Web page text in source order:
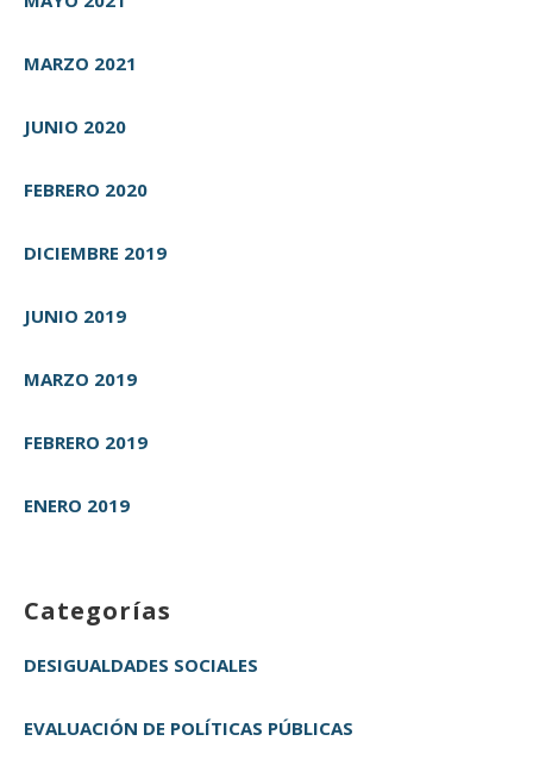
MARZO 2021
JUNIO 2020
FEBRERO 2020
DICIEMBRE 2019
JUNIO 2019
MARZO 2019
FEBRERO 2019
ENERO 2019
Categorías
DESIGUALDADES SOCIALES
EVALUACIÓN DE POLÍTICAS PÚBLICAS